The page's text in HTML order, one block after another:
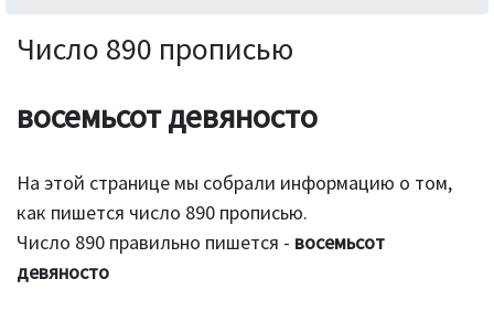
Число 890 прописью
восемьсот девяносто
На этой странице мы собрали информацию о том,
как пишется число 890 прописью.
Число 890 правильно пишется - восемьсот
девяносто